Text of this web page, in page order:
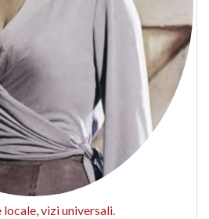
locale, vizi universali.